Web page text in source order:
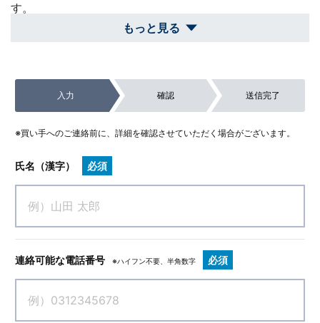
す。
もっと見る
期的な視点で情報をいただきたいです。
なるような重装備な案件。
入力 確認 送信完了
※買い手へのご連絡前に、詳細を確認させていただく場合がございます。
氏名（漢字） 必須
連絡可能な電話番号 ※ハイフン不要、半角数字 必須